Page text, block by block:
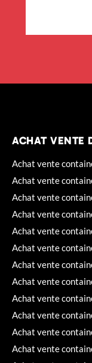
ACHAT VENTE
Achat vente
Achat vente
Achat vente
Achat vente
Achat vente
Achat vente
Achat vente
Achat vente
Achat vente
Achat vente
Achat vente
Achat vente